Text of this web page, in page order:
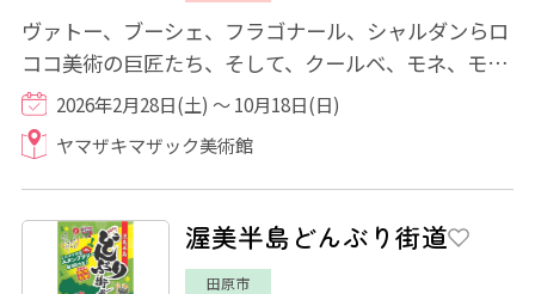
ヴァトー、ブーシェ、フラゴナール、シャルダンらロ
ココ美術の巨匠たち、そして、クールベ、モネ、モデ
ィリアーニ、ピカソ、シャガール…と、各時代...
2026年2月28日(土) ～ 10月18日(日)
ヤマザキマザック美術館
渥美半島どんぶり街道
田原市